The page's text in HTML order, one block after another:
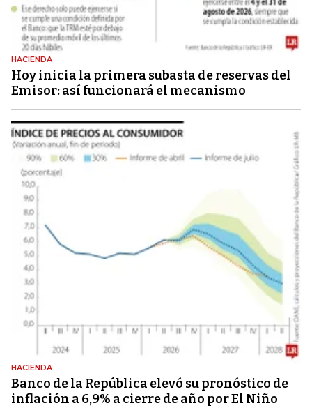
HACIENDA
Hoy inicia la primera subasta de reservas del
Emisor: así funcionará el mecanismo
HACIENDA
Banco de la República elevó su pronóstico de
inflación a 6,9% a cierre de año por El Niño